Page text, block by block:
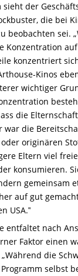
sieht der
die bei
beobachten sei.
Konzentration
konzentriert
Kinos
wichtiger
die
war die
originären
Eltern viel
konsumieren.
gemeinsam
auf gut
USA.‟
entfaltet nach
Faktor einen
die
selbst